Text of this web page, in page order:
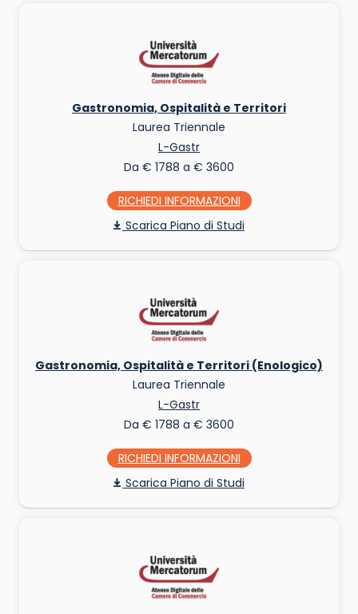
Gastronomia, Ospitalità e Territori
Laurea Triennale
L-Gastr
Da € 1788 a € 3600
RICHIEDI INFO
Piano di Studi
Gastronomia, Ospitalità e Territori (Enologico)
Laurea Triennale
L-Gastr
Da € 1788 a € 3600
RICHIEDI INFO
Piano di Studi